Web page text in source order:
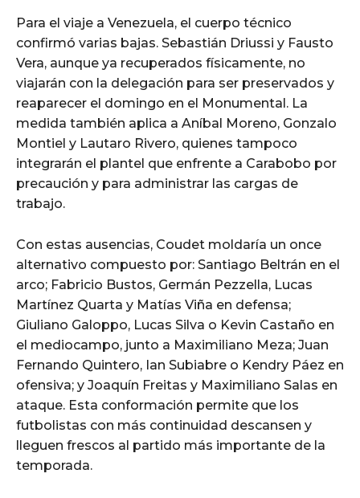
Para el viaje a Venezuela, el cuerpo técnico
confirmó varias bajas. Sebastián Driussi y Fausto
Vera, aunque ya recuperados físicamente, no
viajarán con la delegación para ser preservados y
reaparecer el domingo en el Monumental. La
medida también aplica a Aníbal Moreno, Gonzalo
Montiel y Lautaro Rivero, quienes tampoco
integrarán el plantel que enfrente a Carabobo por
precaución y para administrar las cargas de
trabajo.
Con estas ausencias, Coudet moldaría un once
alternativo compuesto por: Santiago Beltrán en el
arco; Fabricio Bustos, Germán Pezzella, Lucas
Martínez Quarta y Matías Viña en defensa;
Giuliano Galoppo, Lucas Silva o Kevin Castaño en
el mediocampo, junto a Maximiliano Meza; Juan
Fernando Quintero, Ian Subiabre o Kendry Páez en
ofensiva; y Joaquín Freitas y Maximiliano Salas en
ataque. Esta conformación permite que los
futbolistas con más continuidad descansen y
lleguen frescos al partido más importante de la
temporada.